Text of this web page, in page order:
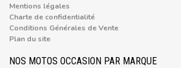
Mentions légales
Charte de confidentialité
Conditions Générales de Vente
Plan du site
NOS MOTOS OCCASION PAR MARQUE